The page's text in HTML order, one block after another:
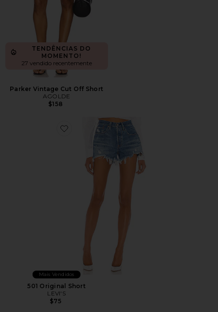
TENDÊNCIAS DO
MOMENTO!
27 vendido recentemente
Parker Vintage Cut Off Short
AGOLDE
$158
Favorite 501 Original Short
Mais Vendidos
501 Original Short
LEVI'S
$75